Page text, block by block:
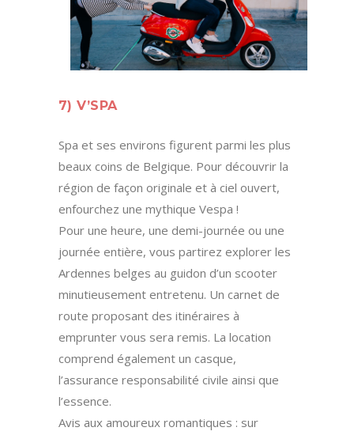
7) V’SPA
Spa et ses environs figurent parmi les plus
beaux coins de Belgique. Pour découvrir la
région de façon originale et à ciel ouvert,
enfourchez une mythique Vespa !
Pour une heure, une demi-journée ou une
journée entière, vous partirez explorer les
Ardennes belges au guidon d’un scooter
minutieusement entretenu. Un carnet de
route proposant des itinéraires à
emprunter vous sera remis. La location
comprend également un casque,
l’assurance responsabilité civile ainsi que
l’essence.
Avis aux amoureux romantiques : sur